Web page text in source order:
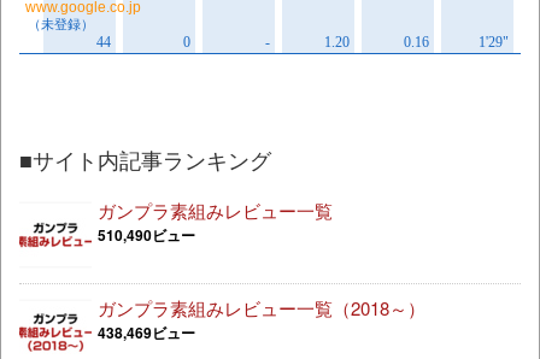
■サイト内記事ランキング
ガンプラ素組みレビュー一覧
510,490ビュー
ガンプラ素組みレビュー一覧（2018～）
438,469ビュー